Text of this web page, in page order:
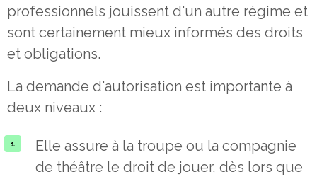
professionnels jouissent d'un autre régime et
sont certainement mieux informés des droits
et obligations.
La demande d'autorisation est importante à
deux niveaux :
Elle assure à la troupe ou la compagnie
de théâtre le droit de jouer, dès lors que